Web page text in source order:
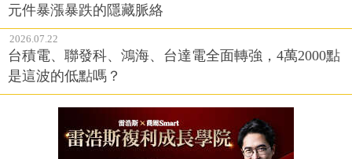
元件暴漲暴跌的隱藏脈絡
2026.07.22
台積電、聯發科、鴻海、台達電全面轉強，4萬2000點
是這波的低點嗎？